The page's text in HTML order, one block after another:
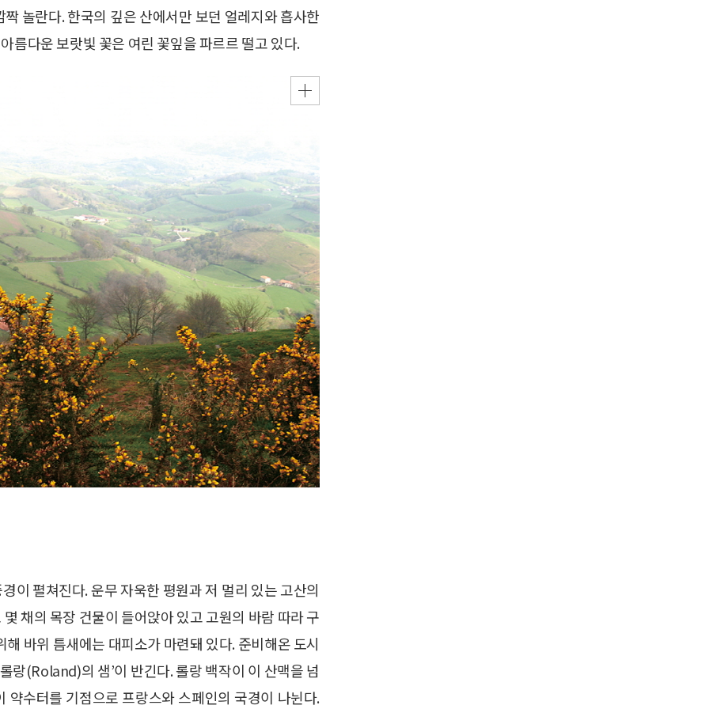
놀란다. 한국의 깊은 산에서만 보던 얼레지와 흡사한
름다운 보랏빛 꽃은 여린 꽃잎을 파르르 떨고 있다.
이 펼쳐진다. 운무 자욱한 평원과 저 멀리 있는 고산의
채의 목장 건물이 들어앉아 있고 고원의 바람 따라 구
바위 틈새에는 대피소가 마련돼 있다. 준비해온 도시
랑(Roland)의 샘’이 반긴다. 롤랑 백작이 이 산맥을 넘
수터를 기점으로 프랑스와 스페인의 국경이 나뉜다.